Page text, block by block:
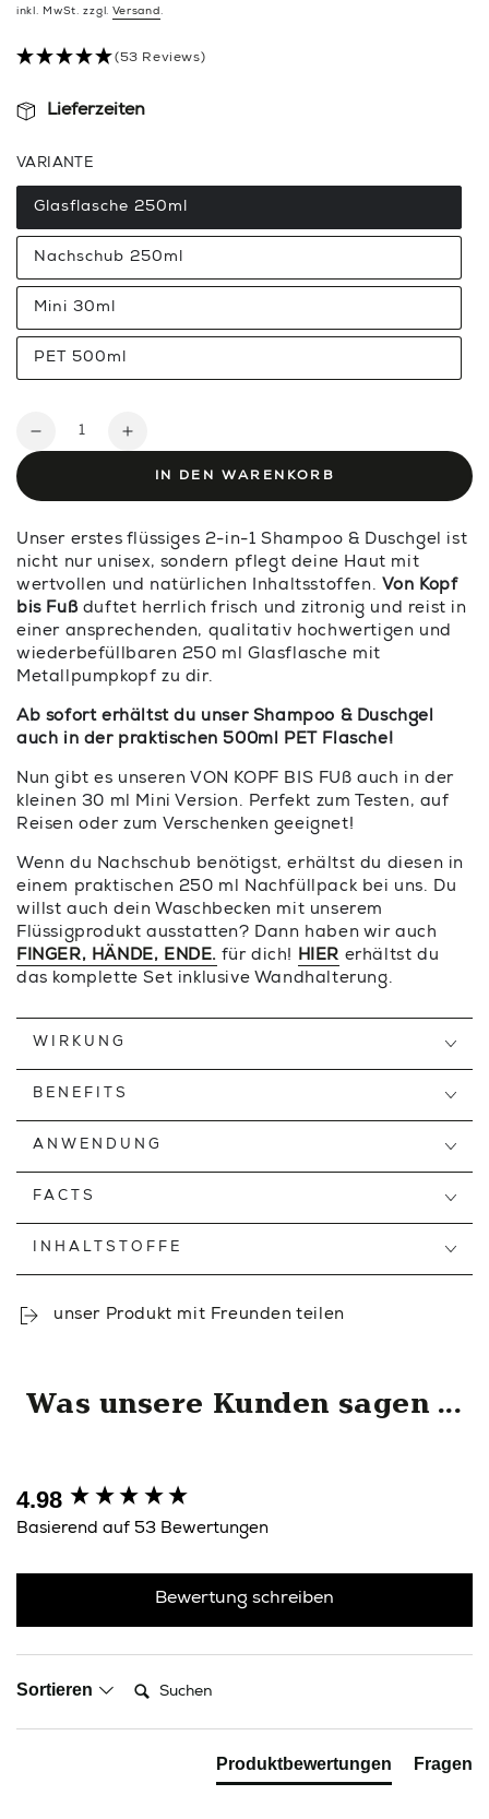
inkl. MwSt. zzgl. Versand .
(53 Reviews)
Lieferzeiten
VARIANTE
Glasflasche 250ml
Variante
ausverkauft
nicht
Nachschub 250ml
Variante
ausverkauft
nicht
Mini 30ml
Variante
ausverkauft
nicht
PET 500ml
Variante
ausverkauft
verfügbar
Verringere
VON
KOPF
BIS
FUß
—
Shampoo
&amp;
Duschgel
Glasflasche
Nachschub
Erhöhe
VON
KOPF
BIS
FUß
—
Shampoo
&amp;
Duschgel
Glasflasche
Nachschub
IN DEN WARENKORB
Unser erstes flüssiges 2-in-1 Shampoo & Duschgel ist
nicht nur unisex, sondern pflegt deine Haut mit
wertvollen und natürlichen Inhaltsstoffen. Von Kopf
bis Fußduftet herrlich frisch und zitronig und reist in
einer ansprechenden, qualitativ hochwertigen und
wiederbefüllbaren 250 ml Glasflasche mit
Metallpumpkopf zu dir.
Ab sofort erhältst du unser Shampoo & Duschgel
auch in der praktischen 500ml PET Flasche!
Nun gibt es unseren VON KOPF BIS FUß auch in der
kleinen 30 ml Mini Version. Perfekt zum Testen, auf
Reisen oder zum Verschenken geeignet!
Wenn du Nachschub benötigst, erhältst du diesen in
einem praktischen 250 ml Nachfüllpack bei uns. Du
willst auch dein Waschbecken mit unserem
Flüssigprodukt ausstatten? Dann haben wir auch
FINGER, HÄNDE, ENDE. für dich! HIER erhältst du
das komplette Set inklusive Wandhalterung.
WIRKUNG
BENEFITS
ANWENDUNG
FACTS
INHALTSTOFFE
unser Produkt mit Freunden teilen
Was unsere Kunden sagen ...
4.98
Basierend auf 53 Bewertungen
Bewertung schreiben
Sortieren Suchen:
Produktbewertungen Fragen
New content loaded